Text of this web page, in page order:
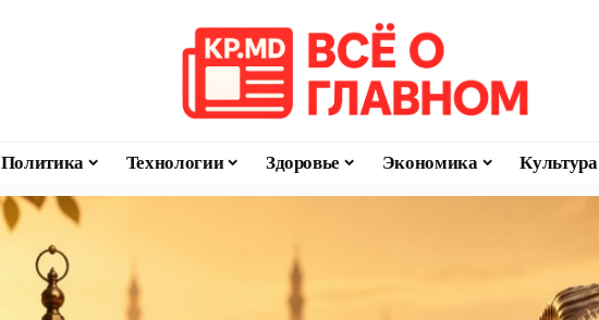
Политика Технологии Здоровье Экономика Культура